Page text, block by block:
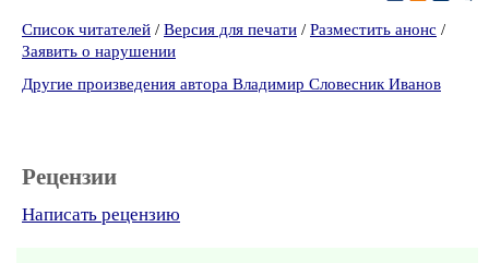
Список читателей / Версия для печати / Разместить анонс /
Заявить о нарушении
Другие произведения автора Владимир Словесник Иванов
Рецензии
Написать рецензию